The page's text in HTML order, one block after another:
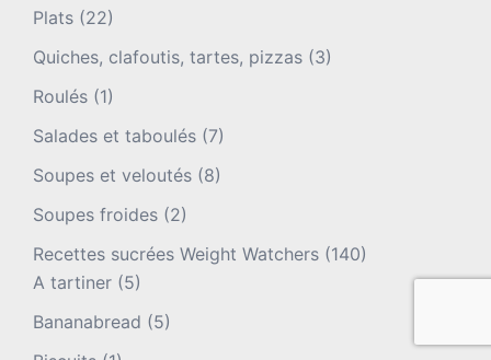
Plats (22)
Quiches, clafoutis, tartes, pizzas (3)
Roulés (1)
Salades et taboulés (7)
Soupes et veloutés (8)
Soupes froides (2)
Recettes sucrées Weight Watchers (140)
A tartiner (5)
Bananabread (5)